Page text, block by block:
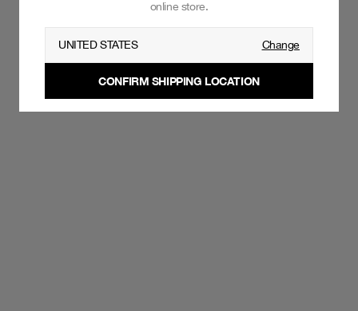
online store.
UNITED STATES Change
CONFIRM SHIPPING LOCATION